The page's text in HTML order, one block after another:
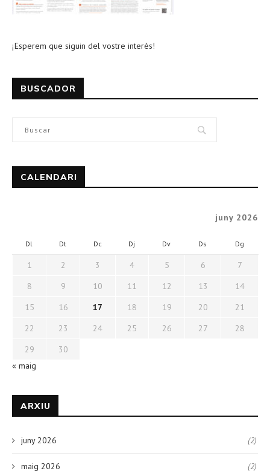
¡Esperem que siguin del vostre interès!
BUSCADOR
CALENDARI
juny 2026
Dl Dt Dc Dj Dv Ds Dg
1 2 3 4 5 6
7
8
9 10 11 12 13
14
15
16 17 18 19 20
21
22
23 24 25 26 27
28
29
30
« maig
ARXIU
juny 2026 (2)
maig 2026 (2)